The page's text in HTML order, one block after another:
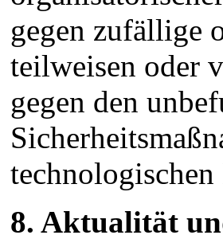
gegen zufällige
teilweisen oder
gegen den
8. Aktualität